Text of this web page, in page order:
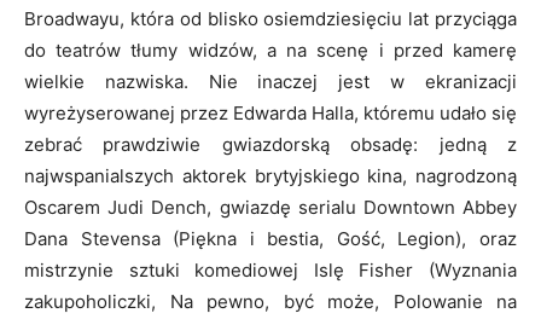
Broadwayu, która od blisko osiemdziesięciu lat przyciąga
do teatrów tłumy widzów, a na scenę i przed kamerę
wielkie nazwiska. Nie inaczej jest w ekranizacji
wyreżyserowanej przez Edwarda Halla, któremu udało się
zebrać prawdziwie gwiazdorską obsadę: jedną z
najwspanialszych aktorek brytyjskiego kina, nagrodzoną
Oscarem Judi Dench, gwiazdę serialu Downtown Abbey
Dana Stevensa (Piękna i bestia, Gość, Legion), oraz
mistrzynie sztuki komediowej Islę Fisher (Wyznania
zakupoholiczki, Na pewno, być może, Polowanie na